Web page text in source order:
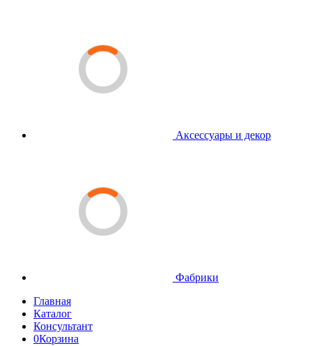
Аксессуары и декор
Фабрики
Главная
Каталог
Консультант
0Корзина